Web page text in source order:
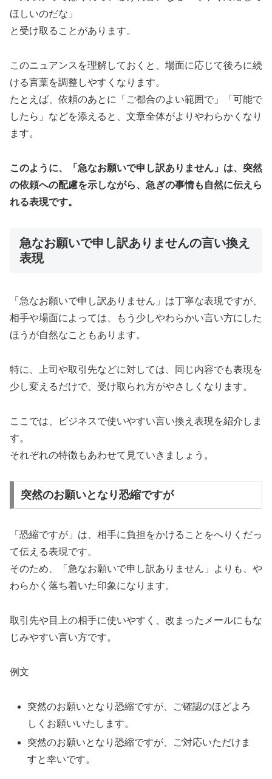
ほしいのだな」
と受け取ることがあります。
このニュアンスを理解しておくと、場面に応じて後ろに続
ける言葉を調整しやすくなります。
たとえば、依頼のあとに「ご都合のよい範囲で」「可能で
したら」などを添えると、文章全体がよりやわらかくなり
ます。
このように、「急なお願いで申し訳ありません」は、突然
の依頼への配慮を示しながら、急ぎの事情も自然に伝えら
れる表現です。
急なお願いで申し訳ありませんの言い換え
表現
「急なお願いで申し訳ありません」は丁寧な表現ですが、
相手や場面によっては、もう少しやわらかい言い方にした
ほうが自然なこともあります。
特に、上司や取引先などに対しては、同じ内容でも表現を
少し変えるだけで、受け取られ方がやさしくなります。
ここでは、ビジネスで使いやすい言い換え表現を紹介しま
す。
それぞれの特徴もあわせて見ていきましょう。
突然のお願いとなり恐縮ですが
「恐縮ですが」は、相手に負担をかけることをへりくだっ
て伝える表現です。
そのため、「急なお願いで申し訳ありません」よりも、や
わらかく落ち着いた印象になります。
取引先や目上の相手に使いやすく、改まったメールにもな
じみやすい言い方です。
例文
突然のお願いとなり恐縮ですが、ご確認のほどよろ
しくお願いいたします。
突然のお願いとなり恐縮ですが、ご対応いただけま
すと幸いです。